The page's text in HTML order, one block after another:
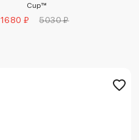
Cup™
1680 ₽ 5030 ₽